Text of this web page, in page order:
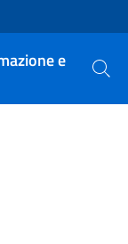
e
Cerca